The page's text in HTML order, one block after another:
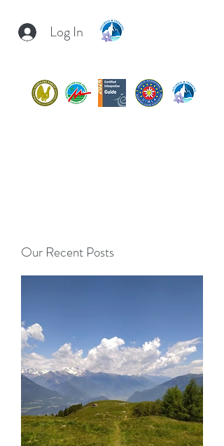
Log In
Our Recent Posts